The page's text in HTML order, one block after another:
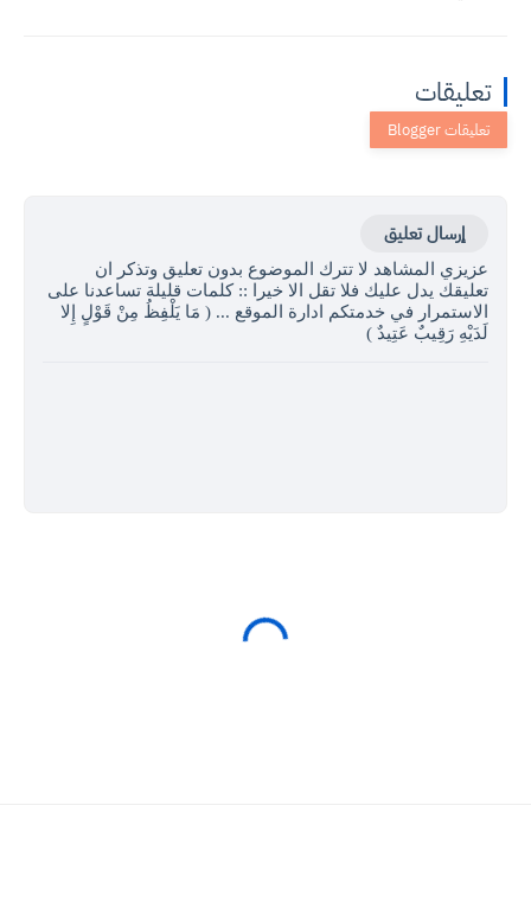
تعليقات
إرسال تعليق
عزيزي المشاهد لا تترك الموضوع بدون تعليق وتذكر ان
تعليقك يدل عليك فلا تقل الا خيرا :: كلمات قليلة تساعدنا على
الاستمرار في خدمتكم ادارة الموقع ... ( مَا يَلْفِظُ مِنْ قَوْلٍ إِلا
لَدَيْهِ رَقِيبٌ عَتِيدٌ )